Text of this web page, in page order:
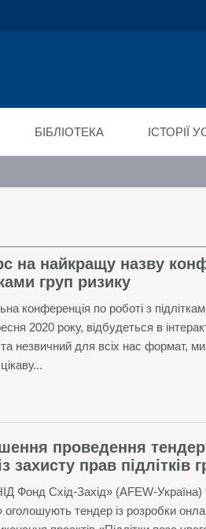
фонд
БІБЛІОТЕКА ІСТОРІЇ
на найкращу назву
груп ризику
конференція по роботі з
2020 року, відбудеться в
незвичний для всіх нас формат,
проведення
захисту прав підлітків
Фонд Схід-Захід» (AFEW-
оголошують тендер із розробки